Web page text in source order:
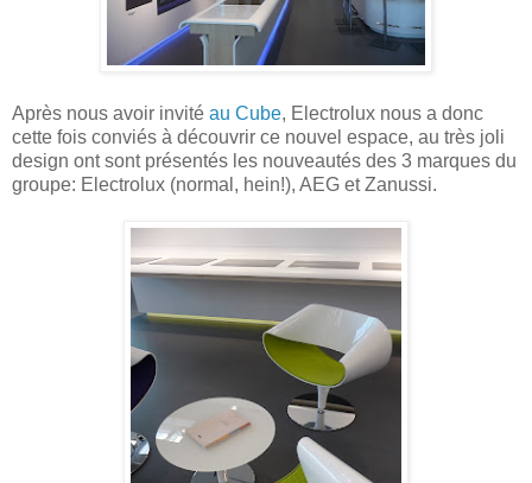
Après nous avoir invité au Cube, Electrolux nous a donc
cette fois conviés à découvrir ce nouvel espace, au très joli
design ont sont présentés les nouveautés des 3 marques du
groupe: Electrolux (normal, hein!), AEG et Zanussi.